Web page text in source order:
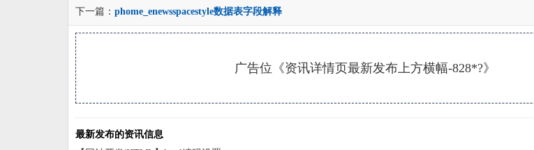
下一篇： phome_enewsspacestyle数据表字段解释
广告位《资讯详情页最新发布上方横幅-828*?》
最新发布的资讯信息